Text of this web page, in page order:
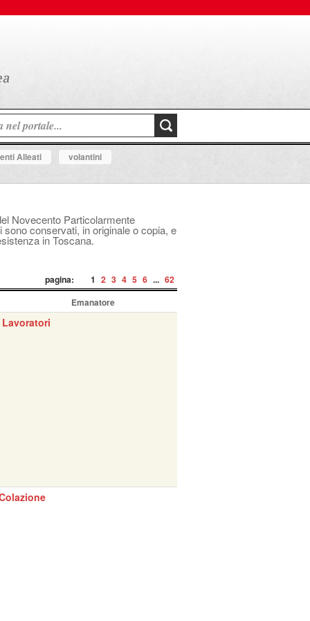
Alleati
volantini
Novecento Particolarmente
conservati, in originale o copia, e
in Toscana.
pagina: 1 2 3 4 5 6 ... 62
Emanatore
Lavoratori